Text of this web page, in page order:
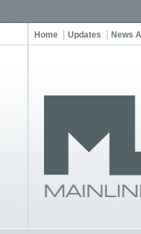
Home Updates News